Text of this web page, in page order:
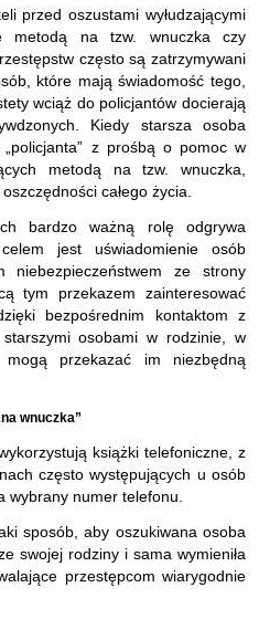
przed oszustami wyłudzającymi
metodą na tzw. wnuczka czy
często są zatrzymywani
które mają świadomość tego,
wciąż do policjantów docierają
Kiedy starsza osoba
z prośbą o pomoc w
metodą na tzw. wnuczka,
całego życia.
bardzo ważną rolę odgrywa
jest uświadomienie osób
niebezpieczeństwem ze strony
tym przekazem zainteresować
bezpośrednim kontaktom z
osobami w rodzinie, w
przekazać im niezbędną
wnuczka”
książki telefoniczne, z
często występujących u osób
wybrany numer telefonu.
sposób, aby oszukiwana osoba
swojej rodziny i sama wymieniła
przestępcom wiarygodnie